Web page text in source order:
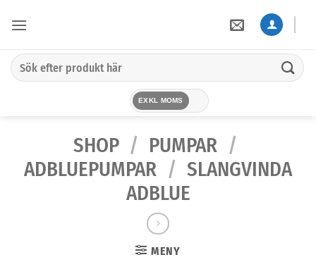
Sök
efter:
EXKL MOMS
SHOP / PUMPAR /
ADBLUEPUMPAR / SLANGVINDA
ADBLUE
MENY